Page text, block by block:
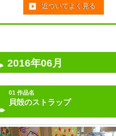
近づいてよく見る
2016年06月
01 作品名
貝殻のストラップ